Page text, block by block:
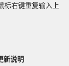
标右键重复输入上
新说明